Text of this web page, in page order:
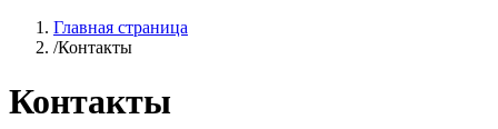
Главная страница
/Контакты
Контакты